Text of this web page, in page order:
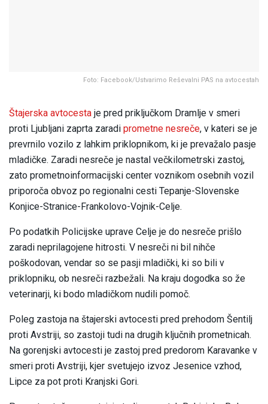
Foto: Facebook/Ustvarimo Reševalni PAS na avtocestah
Štajerska avtocesta je pred priključkom Dramlje v smeri
proti Ljubljani zaprta zaradi prometne nesreče, v kateri se je
prevrnilo vozilo z lahkim priklopnikom, ki je prevažalo pasje
mladičke. Zaradi nesreče je nastal večkilometrski zastoj,
zato prometnoinformacijski center voznikom osebnih vozil
priporoča obvoz po regionalni cesti Tepanje-Slovenske
Konjice-Stranice-Frankolovo-Vojnik-Celje.
Po podatkih Policijske uprave Celje je do nesreče prišlo
zaradi neprilagojene hitrosti. V nesreči ni bil nihče
poškodovan, vendar so se pasji mladički, ki so bili v
priklopniku, ob nesreči razbežali. Na kraju dogodka so že
veterinarji, ki bodo mladičkom nudili pomoč.
Poleg zastoja na štajerski avtocesti pred prehodom Šentilj
proti Avstriji, so zastoji tudi na drugih ključnih prometnicah.
Na gorenjski avtocesti je zastoj pred predorom Karavanke v
smeri proti Avstriji, kjer svetujejo izvoz Jesenice vzhod,
Lipce za pot proti Kranjski Gori.